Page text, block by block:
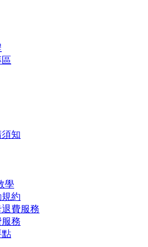
知
學
約
費服務
務
點